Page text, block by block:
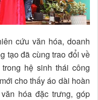
cứu văn hóa, doanh
tạo đã cùng trao đổi về
hệ sinh thái công
cho thấy áo dài hoàn
hóa đặc trưng, góp